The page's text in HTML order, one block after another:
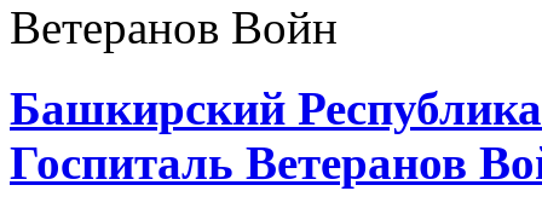
Башкирский
Госпиталь Ветеранов